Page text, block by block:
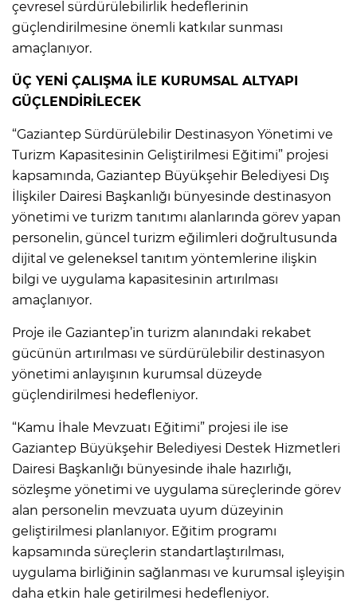
çevresel sürdürülebilirlik hedeflerinin
güçlendirilmesine önemli katkılar sunması
amaçlanıyor.
ÜÇ YENİ ÇALIŞMA İLE KURUMSAL ALTYAPI
GÜÇLENDİRİLECEK
“Gaziantep Sürdürülebilir Destinasyon Yönetimi ve
Turizm Kapasitesinin Geliştirilmesi Eğitimi” projesi
kapsamında, Gaziantep Büyükşehir Belediyesi Dış
İlişkiler Dairesi Başkanlığı bünyesinde destinasyon
yönetimi ve turizm tanıtımı alanlarında görev yapan
personelin, güncel turizm eğilimleri doğrultusunda
dijital ve geleneksel tanıtım yöntemlerine ilişkin
bilgi ve uygulama kapasitesinin artırılması
amaçlanıyor.
Proje ile Gaziantep’in turizm alanındaki rekabet
gücünün artırılması ve sürdürülebilir destinasyon
yönetimi anlayışının kurumsal düzeyde
güçlendirilmesi hedefleniyor.
“Kamu İhale Mevzuatı Eğitimi” projesi ile ise
Gaziantep Büyükşehir Belediyesi Destek Hizmetleri
Dairesi Başkanlığı bünyesinde ihale hazırlığı,
sözleşme yönetimi ve uygulama süreçlerinde görev
alan personelin mevzuata uyum düzeyinin
geliştirilmesi planlanıyor. Eğitim programı
kapsamında süreçlerin standartlaştırılması,
uygulama birliğinin sağlanması ve kurumsal işleyişin
daha etkin hale getirilmesi hedefleniyor.